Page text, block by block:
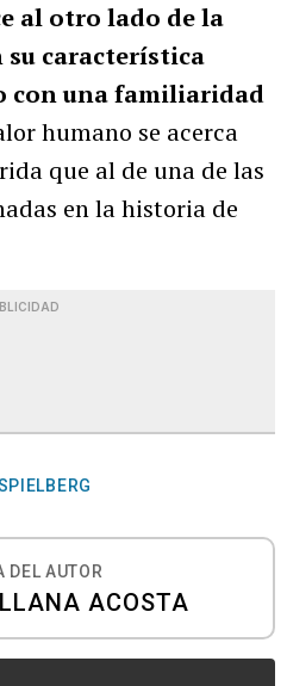
al otro lado de la
característica
con una familiaridad
humano se acerca
que al de una de las
en la historia de
DEL AUTOR
ACOSTA